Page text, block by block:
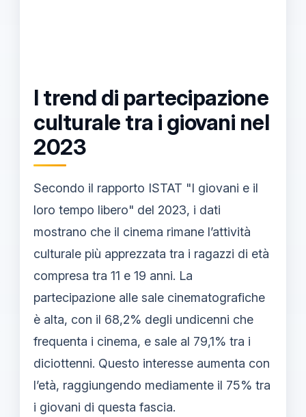
I trend di partecipazione
culturale tra i giovani nel
2023
Secondo il rapporto ISTAT "I giovani e il
loro tempo libero" del 2023, i dati
mostrano che il cinema rimane l’attività
culturale più apprezzata tra i ragazzi di età
compresa tra 11 e 19 anni. La
partecipazione alle sale cinematografiche
è alta, con il 68,2% degli undicenni che
frequenta i cinema, e sale al 79,1% tra i
diciottenni. Questo interesse aumenta con
l’età, raggiungendo mediamente il 75% tra
i giovani di questa fascia.